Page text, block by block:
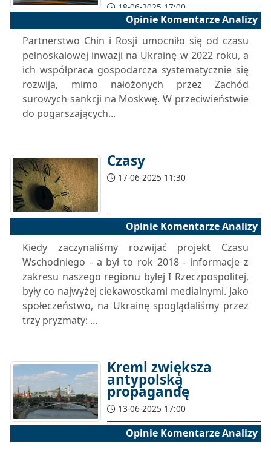
18-06-2025 17:00
Opinie Komentarze Analizy
Partnerstwo Chin i Rosji umocniło się od czasu
pełnoskalowej inwazji na Ukrainę w 2022 roku, a
ich współpraca gospodarcza systematycznie się
rozwija, mimo nałożonych przez Zachód
surowych sankcji na Moskwę. W przeciwieństwie
do pogarszających...
Czasy
17-06-2025 11:30
Opinie Komentarze Analizy
Kiedy zaczynaliśmy rozwijać projekt Czasu
Wschodniego - a był to rok 2018 - informacje z
zakresu naszego regionu byłej I Rzeczpospolitej,
były co najwyżej ciekawostkami medialnymi. Jako
społeczeństwo, na Ukrainę spoglądaliśmy przez
trzy pryzmaty: ...
Kreml zwiększa
antypolską
propagandę
13-06-2025 17:00
Opinie Komentarze Analizy